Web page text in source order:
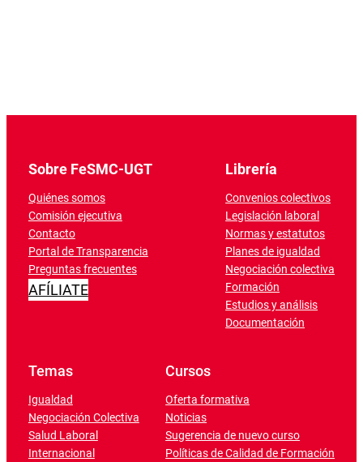
Sobre FeSMC-UGT
Quiénes somos
Comisión ejecutiva
Contacto
Portal de Transparencia
Preguntas frecuentes
AFÍLIATE
Librería
Convenios colectivos
Legislación laboral
Normas y estatutos
Planes de igualdad
Negociación colectiva
Formación
Estudios y análisis
Documentación
Temas
Igualdad
Negociación Colectiva
Salud Laboral
Internacional
Cursos
Oferta formativa
Noticias
Sugerencia de nuevo curso
Políticas de Calidad de Formación